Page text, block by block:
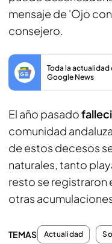
mensaje de 'Ojo
consejero.
Toda la
Google News
El año pasado
comunidad
de estos decesos
naturales, tanto
resto se registraron
otras
TEMAS Actualidad